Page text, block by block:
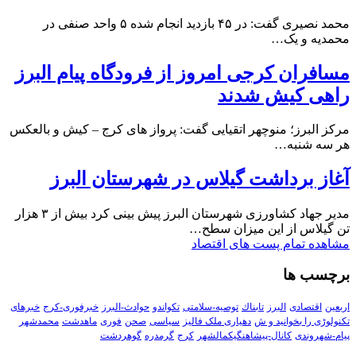
محمد نصیری گفت: در ۴۵ بازدید انجام شده ۵ واحد صنفی در
محمدیه و یک…
مسافران کرجی امروز از فرودگاه پیام البرز
راهی کیش شدند
مرکز البرز؛ منوچهر اتقیایی گفت: پرواز های کرج – کیش و بالعکس
هر سه شنبه…
آغاز برداشت گیلاس در شهرستان البرز
مدیر جهاد کشاورزی شهرستان البرز پیش بینی کرد بیش از ۳ هزار
تن گیلاس از این میزان سطح…
مشاهده تمام پست های اقتصاد
برچسب ها
اربعین اقتصادی البرز تابناك توصیه-سلامتی تکواندو حوادث-البرز خبرفوری-کرج خبرهای
تکنولوڑی را بخوانید و ش دهیاری ملک فالیز سیاسی صحن فوری ماهدشت محمدشهر
پیام-شهروندی کانال-پیشاهنگیکمالشهر کرج گرمدره گوهردشت